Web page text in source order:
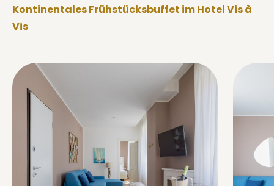
Kontinentales Frühstücksbuffet im Hotel Vis à
Vis